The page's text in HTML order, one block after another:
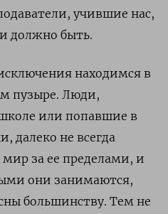
учившие нас,
должно быть.
находимся в
пузыре. Люди,
или попавшие в
далеко не всегда
за ее пределами, и
они занимаются,
большинству. Тем не